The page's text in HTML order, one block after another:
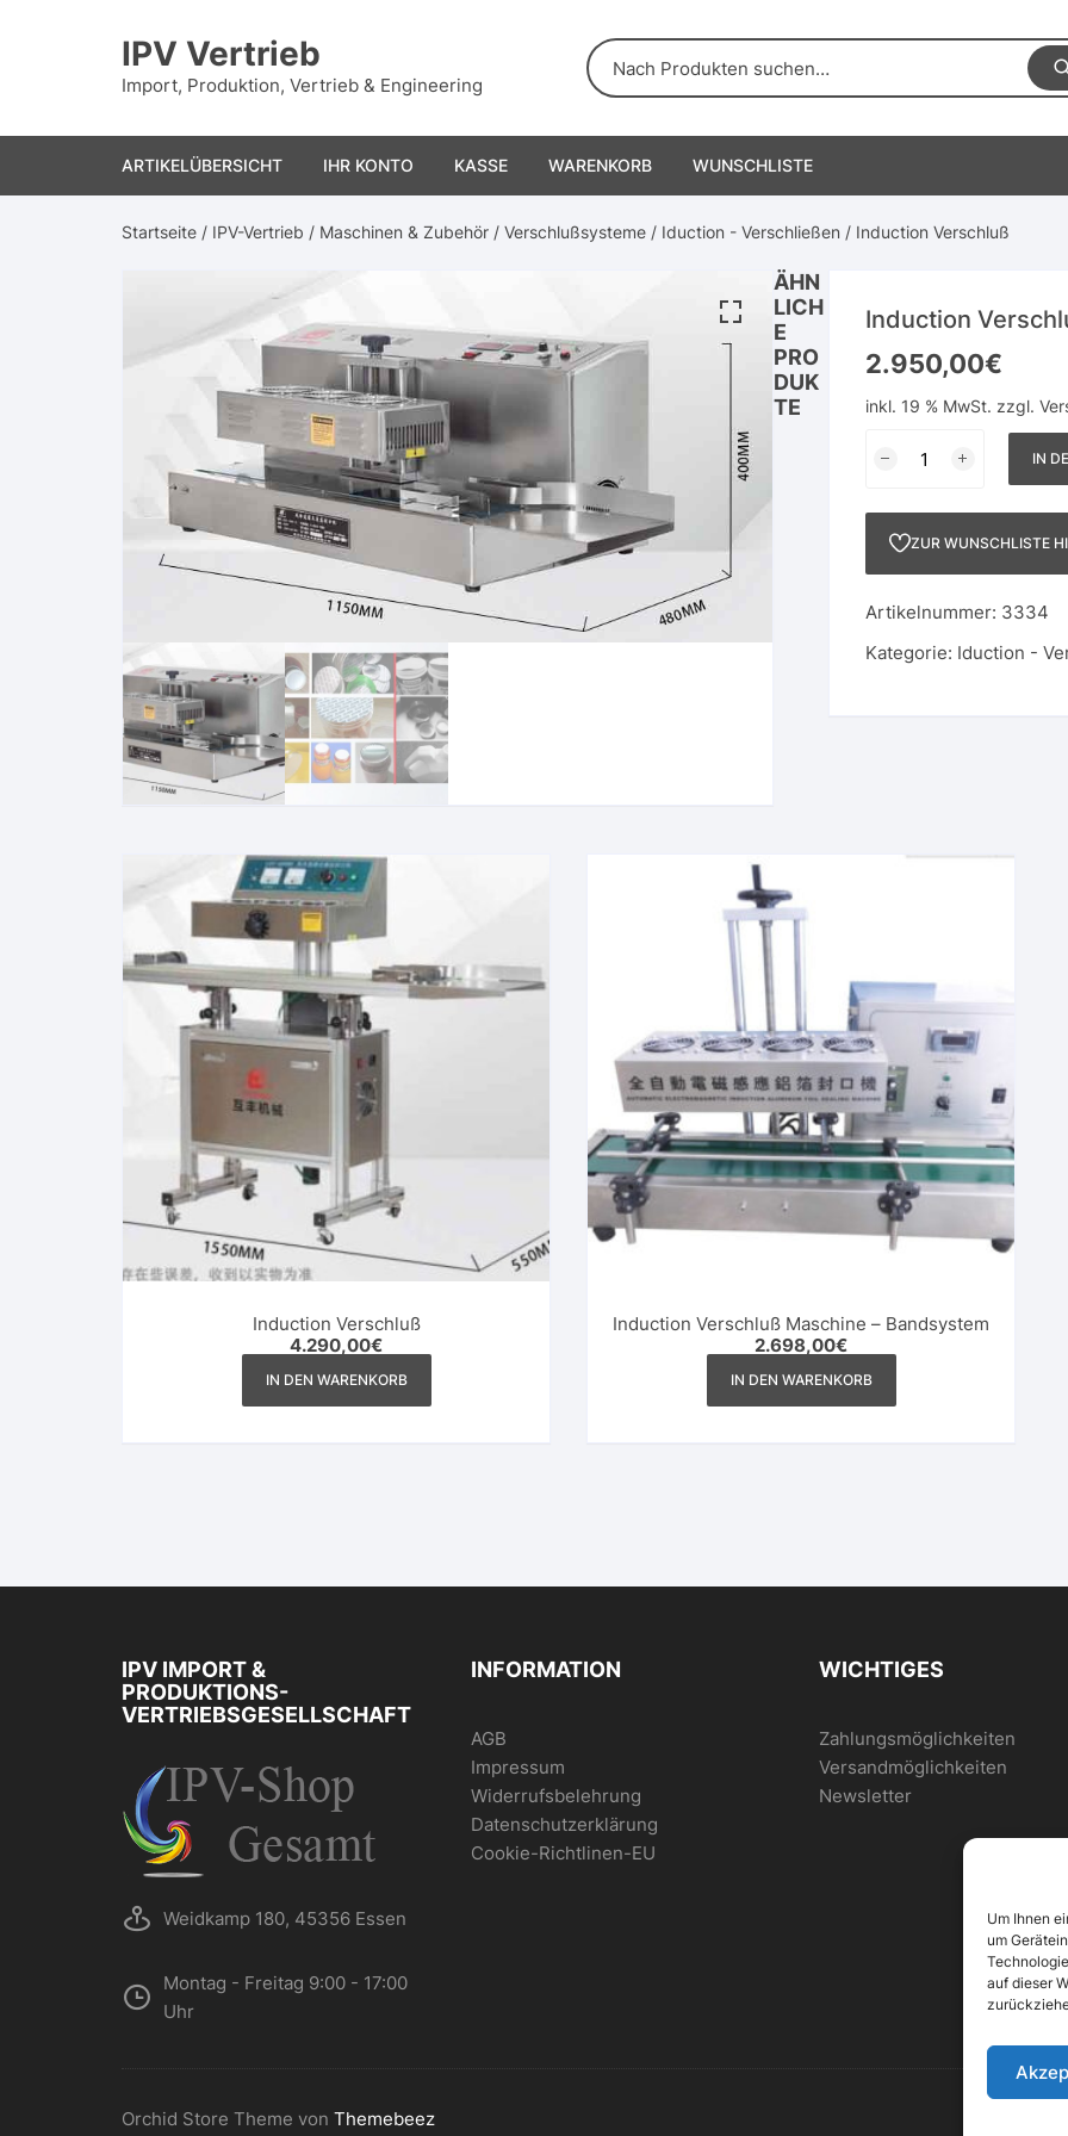
Um Ihnen
um
auf dieser
IPV Vertrieb
Import, Produktion, Vertrieb & Engineering
ARTIKELÜBERSICHT IHR KONTO KASSE WARENKORB WUNSCHLISTE
Startseite / IPV-Vertrieb / Maschinen & Zubehör / Verschlußsysteme / Iduction - Verschließen / Induction Verschluß
Induction
2.950,00€
inkl. 19 % MwSt. zzgl.
Verschluß
IN
ZUR WUNSCHLISTE
Artikelnummer: 3334
Kategorie: Iduction -
ÄHN
LICH
E
PRO
DUK
TE
Induction Verschluß
4.290,00€
IN DEN WARENKORB
Induction Verschluß Maschine – Bandsystem
2.698,00€
IN DEN WARENKORB
IPV IMPORT &
PRODUKTIONS-
VERTRIEBSGESELLSCHAFT
Weidkamp 180, 45356 Essen
Montag - Freitag 9:00 - 17:00
Uhr
INFORMATION
AGB
Impressum
Widerrufsbelehrung
Datenschutzerklärung
Cookie-Richtlinen-EU
WICHTIGES
Zahlungsmöglichkeiten
Versandmöglichkeiten
Newsletter
Orchid Store Theme von Themebeez